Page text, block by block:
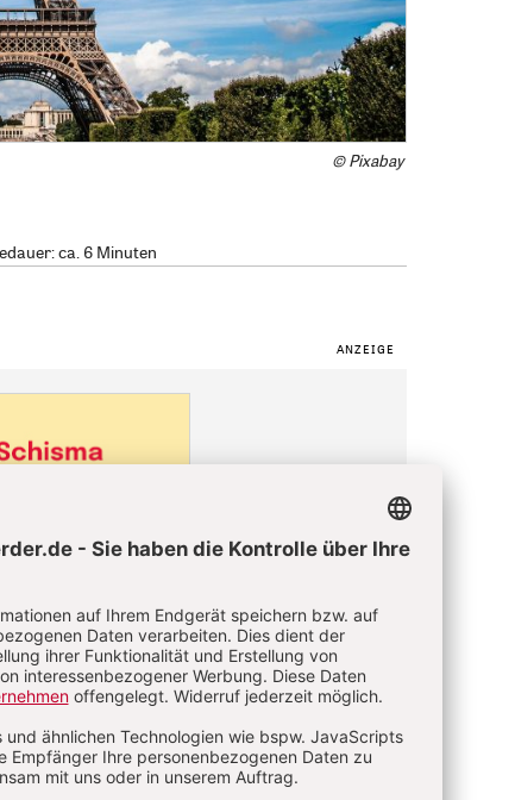
© Pixabay
ca. 6 Minuten